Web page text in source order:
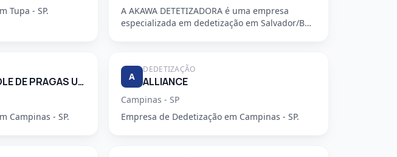
Tupa - SP.
A AKAWA DETETIZADORA é uma empresa
especializada em dedetização em Salvador/BA,
ALEPRAG CONTROLE DE PRAGAS URBANAS LTDA
Campinas - SP.
A
DEDETIZAÇÃO
ALLIANCE
Campinas - SP
Empresa de Dedetização em Campinas - SP.